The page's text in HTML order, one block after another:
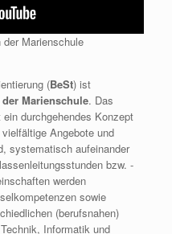
Marienschule
(BeSt) ist
Marienschule. Das
durchgehendes Konzept
Angebote und
systematisch aufeinander
bzw. -
werden
sowie
(berufsnahen)
Informatik und